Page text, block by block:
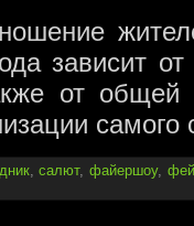
зависит
от
самого
,салют,файершоу,